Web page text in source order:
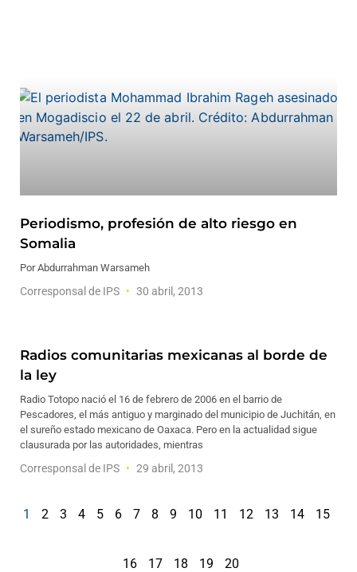
Periodismo, profesión de alto riesgo en
Somalia
Por Abdurrahman Warsameh
Corresponsal de IPS 30 abril, 2013
Radios comunitarias mexicanas al borde de
la ley
Radio Totopo nació el 16 de febrero de 2006 en el barrio de
Pescadores, el más antiguo y marginado del municipio de Juchitán, en
el sureño estado mexicano de Oaxaca. Pero en la actualidad sigue
clausurada por las autoridades, mientras
Corresponsal de IPS 29 abril, 2013
1 2 3 4 5 6 7 8 9 10 11 12 13 14 15
16 17 18 19 20